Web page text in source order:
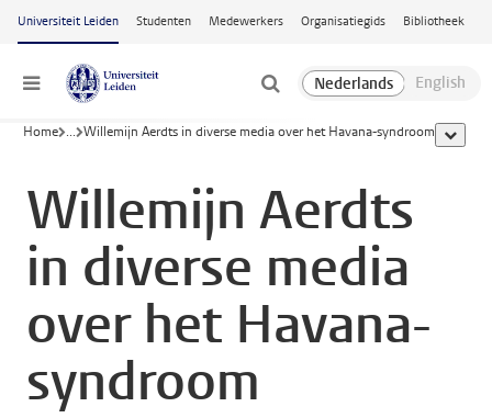
Ga naar hoofdinhoud
Universiteit Leiden Studenten Medewerkers Organisatiegids Bibliotheek
Menu
Home ... Willemijn Aerdts in diverse media over het Havana-syndroom toon
Willemijn Aerdts
in diverse media
over het Havana-
syndroom